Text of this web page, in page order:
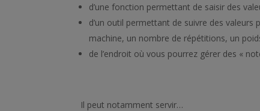
d’une fonction permettant de saisir des
d’un outil permettant de suivre des
machine, un nombre de répétitions, un
de l’endroit où vous pourrez gérer des «
Il peut notamment servir…